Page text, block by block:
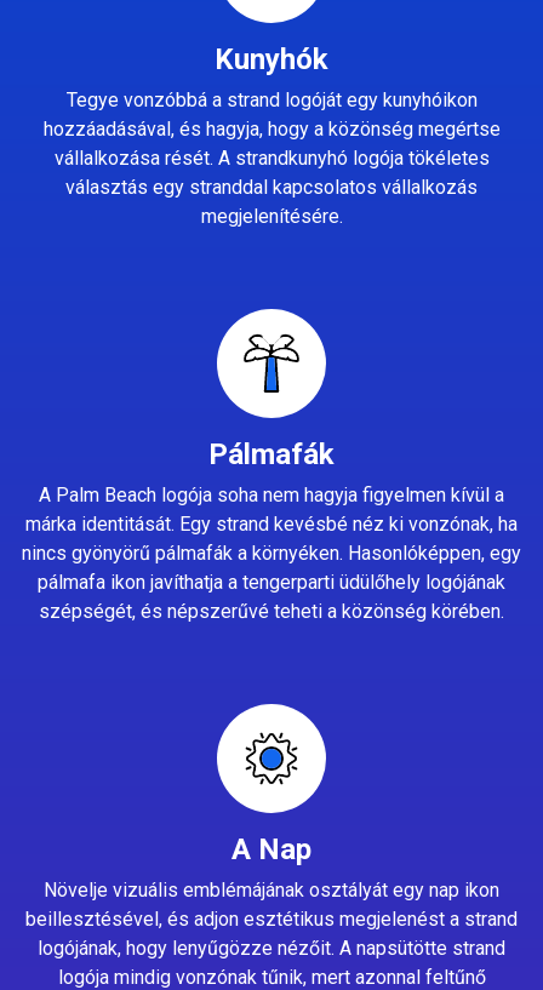
Kunyhók
Tegye vonzóbbá a strand logóját egy kunyhóikon
hozzáadásával, és hagyja, hogy a közönség megértse
vállalkozása rését. A strandkunyhó logója tökéletes
választás egy stranddal kapcsolatos vállalkozás
megjelenítésére.
Pálmafák
A Palm Beach logója soha nem hagyja figyelmen kívül a
márka identitását. Egy strand kevésbé néz ki vonzónak, ha
nincs gyönyörű pálmafák a környéken. Hasonlóképpen, egy
pálmafa ikon javíthatja a tengerparti üdülőhely logójának
szépségét, és népszerűvé teheti a közönség körében.
A Nap
Növelje vizuális emblémájának osztályát egy nap ikon
beillesztésével, és adjon esztétikus megjelenést a strand
logójának, hogy lenyűgözze nézőit. A napsütötte strand
logója mindig vonzónak tűnik, mert azonnal feltűnő